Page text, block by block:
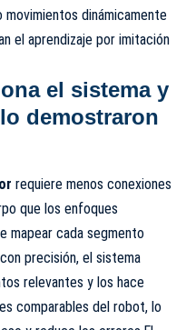
dinámicamente
el aprendizaje por imitación
el sistema y
demostraron
requiere menos conexiones
que los enfoques
mapear cada segmento
con precisión, el sistema
relevantes y los hace
comparables del robot, lo